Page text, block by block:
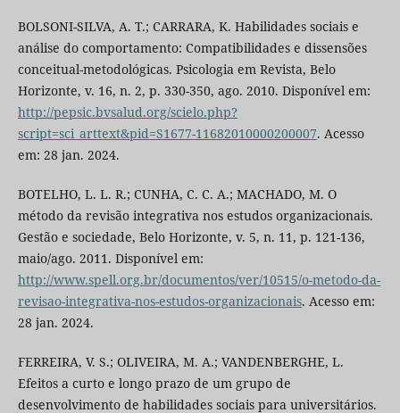
BOLSONI-SILVA, A. T.; CARRARA, K. Habilidades sociais e
análise do comportamento: Compatibilidades e dissensões
conceitual-metodológicas. Psicologia em Revista, Belo
Horizonte, v. 16, n. 2, p. 330-350, ago. 2010. Disponível em:
http://pepsic.bvsalud.org/scielo.php?
script=sci_arttext&pid=S1677-11682010000200007. Acesso
em: 28 jan. 2024.
BOTELHO, L. L. R.; CUNHA, C. C. A.; MACHADO, M. O
método da revisão integrativa nos estudos organizacionais.
Gestão e sociedade, Belo Horizonte, v. 5, n. 11, p. 121-136,
maio/ago. 2011. Disponível em:
http://www.spell.org.br/documentos/ver/10515/o-metodo-da-
revisao-integrativa-nos-estudos-organizacionais. Acesso em:
28 jan. 2024.
FERREIRA, V. S.; OLIVEIRA, M. A.; VANDENBERGHE, L.
Efeitos a curto e longo prazo de um grupo de
desenvolvimento de habilidades sociais para universitários.